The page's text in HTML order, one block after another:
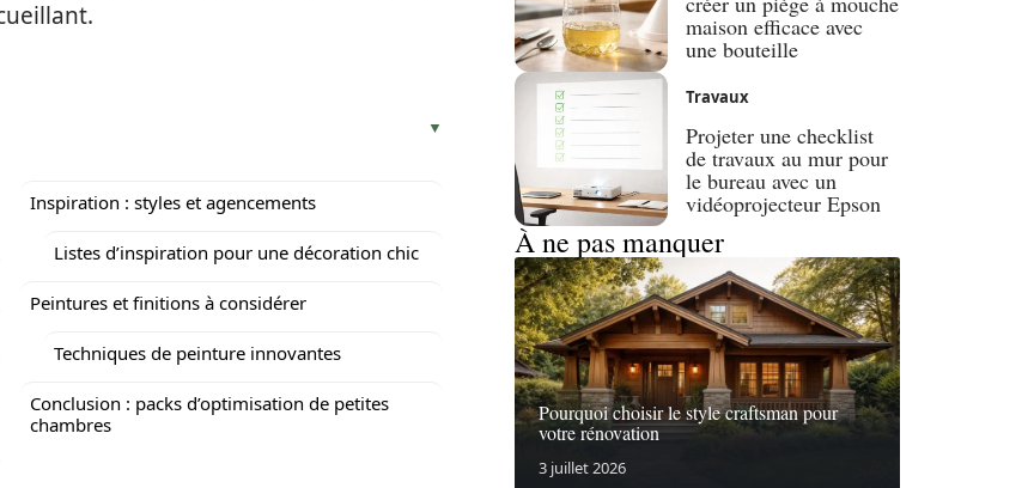
Inspiration : styles et agencements
Listes d’inspiration pour une décoration chic
Peintures et finitions à considérer
Techniques de peinture innovantes
Conclusion : packs d’optimisation de petites
chambres
maison efficace avec
une bouteille
Travaux
Projeter une checklist
de travaux au mur pour
le bureau avec un
vidéoprojecteur Epson
À ne pas manquer
Pourquoi choisir le style craftsman pour
votre rénovation
3 juillet 2026